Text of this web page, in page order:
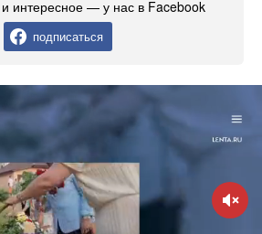
интересное — у нас в Facebook
подписаться